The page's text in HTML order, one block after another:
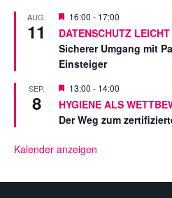
s
t
e
l
l
t
AUG.
11
V
o
r
g
e
s
e
l
l
t
16:00 - 17:00
DATENSCHUTZ
Sicherer Umgang mit
Einsteiger
SEP.
8
V
o
r
g
t
13:00 - 14:00
HYGIENE ALS
Der Weg zum
Kalender anzeigen